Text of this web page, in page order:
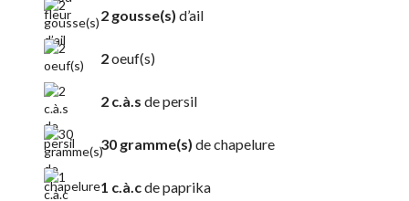
2 gousse(s) d’ail
2oeuf(s)
2 c.à.s de persil
30 gramme(s) de chapelure
1 c.à.cde paprika